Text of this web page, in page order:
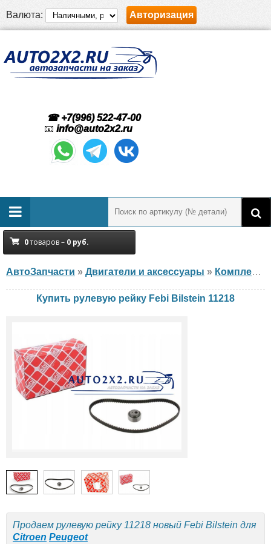
Валюта: Авторизация
☎ +7(996) 522-47-00
📧 info@auto2x2.ru
0товаров – 0 руб.
АвтоЗапчасти » Двигатели и аксессуары » Комплект ГРМ
Купить рулевую рейку Febi Bilstein 11218
Продаем рулевую рейку 11218 новый Febi Bilstein для
Citroen Peugeot